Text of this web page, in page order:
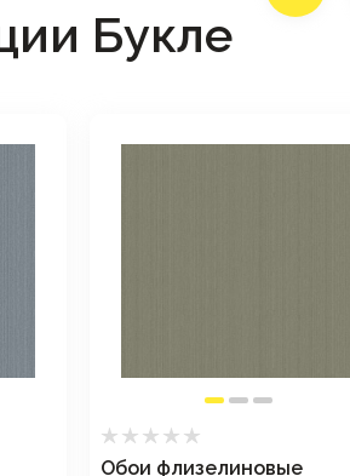
Букле
Обои флизелиновые